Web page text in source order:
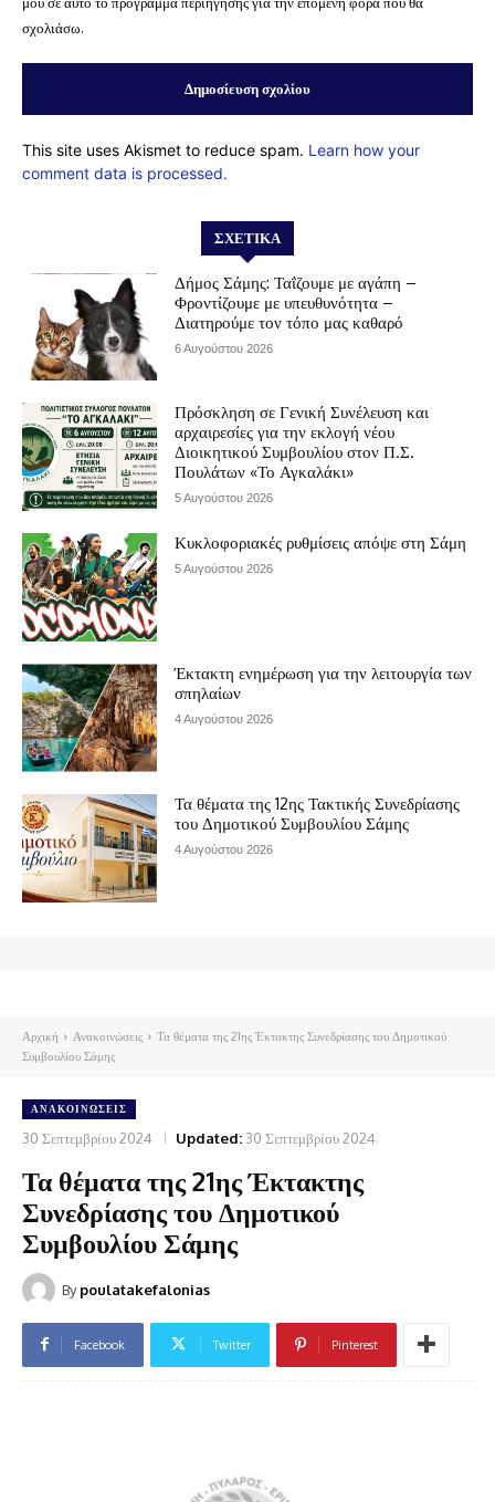
σχολιάσω.
This site uses Akismet to reduce spam. Learn how your
comment data is processed.
ΣΧΕΤΙΚΆ
Δήμος Σάμης: Ταΐζουμε με αγάπη –
Φροντίζουμε με υπευθυνότητα –
Διατηρούμε τον τόπο μας καθαρό
6 Αυγούστου 2026
Πρόσκληση σε Γενική Συνέλευση και
αρχαιρεσίες για την εκλογή νέου
Διοικητικού Συμβουλίου στον Π.Σ.
Πουλάτων «Το Αγκαλάκι»
5 Αυγούστου 2026
Κυκλοφοριακές ρυθμίσεις απόψε στη Σάμη
5 Αυγούστου 2026
Έκτακτη ενημέρωση για την λειτουργία των
σπηλαίων
4 Αυγούστου 2026
Τα θέματα της 12ης Τακτικής Συνεδρίασης
του Δημοτικού Συμβουλίου Σάμης
4 Αυγούστου 2026